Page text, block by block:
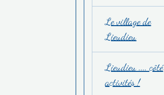
Le village de
Lieudieu
Lieudieu .... côté
activités !